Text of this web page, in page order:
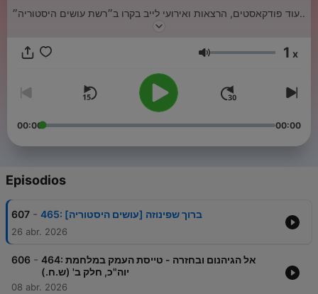
לעוד פודקאסטים, הרצאות ואירועי לייב בקרו ב״רשת עושים היסטוריה״
Volumen 1 x
00:00 00:00
Episodios
607 - 465: ברוך שפינוזה [עושים היסטוריה]
26 abr. 2026
606 - 464: אל הגיהנום ובחזרה - טייסת העמק במלחמת
יוה"כ, חלק ב' (ש.ח.)
08 abr. 2026